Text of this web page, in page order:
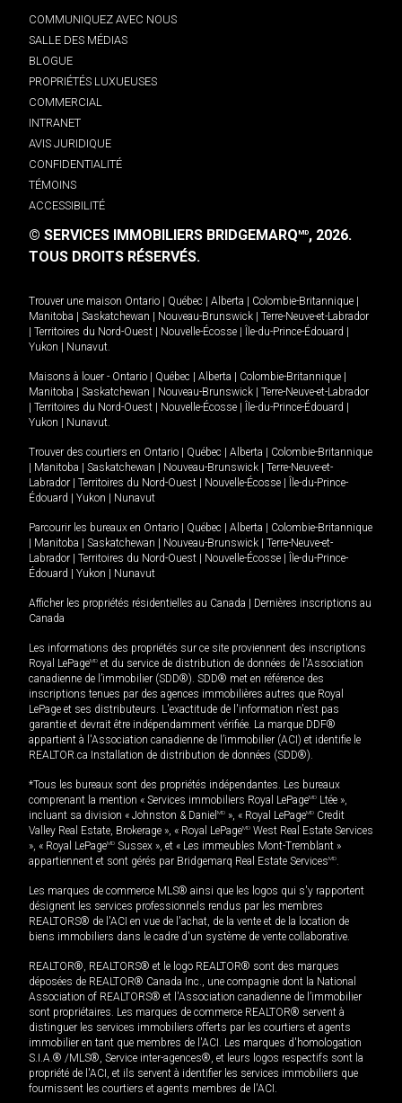
COMMUNIQUEZ AVEC NOUS
SALLE DES MÉDIAS
BLOGUE
PROPRIÉTÉS LUXUEUSES
COMMERCIAL
INTRANET
AVIS JURIDIQUE
CONFIDENTIALITÉ
TÉMOINS
ACCESSIBILITÉ
© SERVICES IMMOBILIERS BRIDGEMARQMD, 2026.
TOUS DROITS RÉSERVÉS.
Trouver une maison Ontario Québec Alberta Colombie-Britannique
Manitoba
Saskatchewan Nouveau-Brunswick
Terre-Neuve-et-Labrador
Territoires du Nord-Ouest Nouvelle-Écosse Île-du-Prince-Édouard
Yukon
Nunavut.
Maisons à louer - Ontario Québec Alberta Colombie-Britannique
Manitoba
Saskatchewan Nouveau-Brunswick
Terre-Neuve-et-Labrador
Territoires du Nord-Ouest Nouvelle-Écosse Île-du-Prince-Édouard
Yukon
Nunavut.
Trouver des courtiers en Ontario Québec Alberta
Colombie-Britannique
Manitoba Saskatchewan Nouveau-Brunswick
Terre-Neuve-et-
Labrador
Territoires du Nord-Ouest Nouvelle-Écosse
Île-du-Prince-
Édouard
Yukon Nunavut
Parcourir les bureaux en Ontario Québec Alberta
Colombie-Britannique
Manitoba Saskatchewan Nouveau-Brunswick
Terre-Neuve-et-
Labrador
Territoires du Nord-Ouest Nouvelle-Écosse
Île-du-Prince-
Édouard
Yukon Nunavut
Afficher les propriétés résidentielles au Canada
Dernières inscriptions au
Canada
Les informations des propriétés sur ce site proviennent des inscriptions
Royal LePageMD et du service de distribution de données de l'Association
canadienne de l’immobilier (SDD®). SDD® met en référence des
inscriptions tenues par des agences immobilières autres que Royal
LePage et ses distributeurs. L'exactitude de l'information n'est pas
garantie et devrait être indépendamment vérifiée. La marque DDF®
appartient à l'Association canadienne de l’immobilier (ACI) et identifie le
REALTOR.ca Installation de distribution de données (SDD®).
*Tous les bureaux sont des propriétés indépendantes. Les bureaux
comprenant la mention « Services immobiliers Royal LePageMD Ltée »,
incluant sa division « Johnston & Daniel MD », « Royal LePageMD Credit
Valley Real Estate, Brokerage », « Royal LePageMD West Real Estate Services
», « Royal LePageMD Sussex », et « Les immeubles Mont-Tremblant »
appartiennent et sont gérés par Bridgemarq Real Estate ServicesMD.
Les marques de commerce MLS® ainsi que les logos qui s'y rapportent
désignent les services professionnels rendus par les membres
REALTORS® de l'ACI en vue de l'achat, de la vente et de la location de
biens immobiliers dans le cadre d'un système de vente collaborative.
REALTOR®, REALTORS® et le logo REALTOR® sont des marques
déposées de REALTOR® Canada Inc., une compagnie dont la National
Association of REALTORS® et l'Association canadienne de l’immobilier
sont propriétaires. Les marques de commerce REALTOR® servent à
distinguer les services immobiliers offerts par les courtiers et agents
immobilier en tant que membres de l'ACI. Les marques d'homologation
S.I.A.® /MLS®, Service inter-agences®, et leurs logos respectifs sont la
propriété de l'ACI, et ils servent à identifier les services immobiliers que
fournissent les courtiers et agents membres de l'ACI.